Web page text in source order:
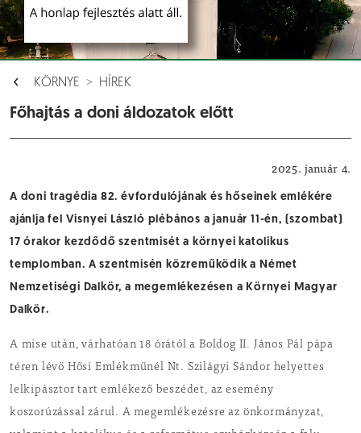
KÖRNYE HÍREK
Főhajtás a doni áldozatok előtt
2025. január 4.
A doni tragédia 82. évfordulójának és hőseinek emlékére
ajánlja fel Visnyei László plébános a január 11-én, (szombat)
17 órakor kezdődő szentmisét a környei katolikus
templomban. A szentmisén közreműködik a Német
Nemzetiségi Dalkör, a megemlékezésen a Környei Magyar
Dalkör.
A mise után, várhatóan 18 órától a Boldog II. János Pál pápa
téren lévő Hősi Emlékműnél Nt. Szilágyi Sándor helyettes
lelkipásztor tart emlékező beszédet, az esemény
koszorúzással zárul. A megemlékezésre az önkormányzat,
Aloldalak [ ]